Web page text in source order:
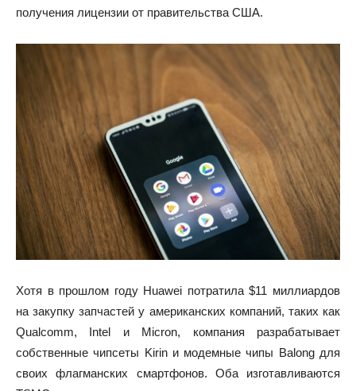
получения лицензии от правительства США.
Хотя в прошлом году Huawei потратила $11 миллиардов
на закупку запчастей у американских компаний, таких как
Qualcomm, Intel и Micron, компания разрабатывает
собственные чипсеты Kirin и модемные чипы Balong для
своих флагманских смартфонов. Оба изготавливаются